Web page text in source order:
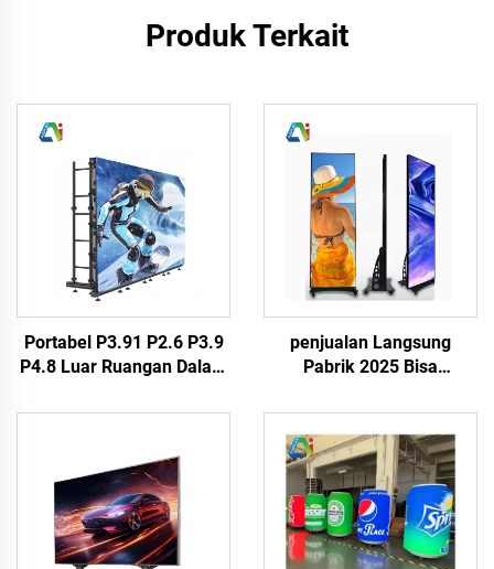
Produk Terkait
Portabel P3.91 P2.6 P3.9
P4.8 Luar Ruangan Dalam
Layar Penyewaan Panel
Backstage Gereja Dinding
Video LED
penjualan Langsung
Pabrik 2025 Bisa
HD Warna Penuh P3 P4
Layar Digital LED Tampilan
Baru Untuk Indoor dan
Outdoor